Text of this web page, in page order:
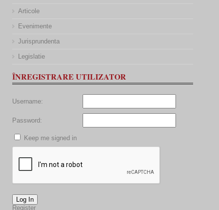
Articole
Evenimente
Jurisprundenta
Legislatie
ÎNREGISTRARE UTILIZATOR
Username:
Password:
Keep me signed in
Log In
Register